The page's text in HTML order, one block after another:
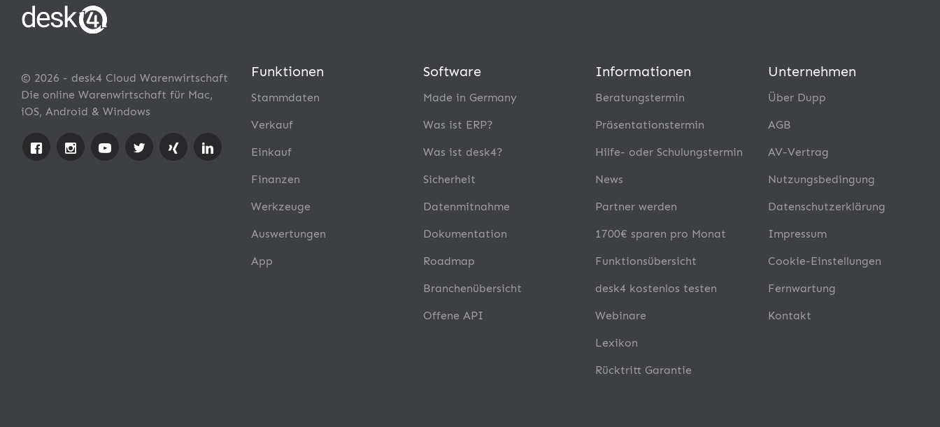
© 2026 - desk4 Cloud Warenwirtschaft
Die online Warenwirtschaft für Mac,
iOS, Android & Windows
Funktionen
Stammdaten
Verkauf
Einkauf
Finanzen
Werkzeuge
Auswertungen
App
Software
Made in Germany
Was ist ERP?
Was ist desk4?
Sicherheit
Datenmitnahme
Dokumentation
Roadmap
Branchenübersicht
Offene API
Informationen
Beratungstermin
Präsentationstermin
Hilfe- oder Schulungstermin
News
Partner werden
1700€ sparen pro Monat
Funktionsübersicht
desk4 kostenlos testen
Webinare
Lexikon
Rücktritt Garantie
Unternehmen
Über Dupp
AGB
AV-Vertrag
Nutzungsbedingung
Datenschutzerklärung
Impressum
Cookie-Einstellungen
Fernwartung
Kontakt